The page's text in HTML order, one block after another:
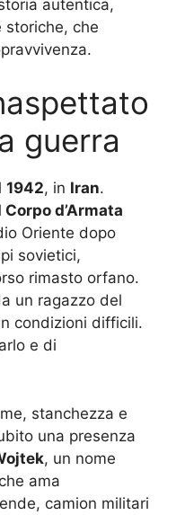
autentica,
storiche, che
guerra
1942, in Iran.
Corpo d’Armata
Oriente dopo
sovietici,
rimasto orfano.
un ragazzo del
condizioni difficili.
e di
stanchezza e
una presenza
, un nome
ama
camion militari